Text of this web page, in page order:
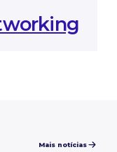
Mais notícias